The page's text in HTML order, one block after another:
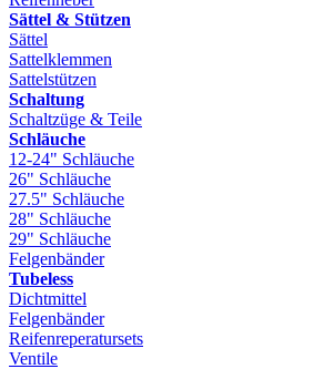
Sättel & Stützen
Sättel
Sattelklemmen
Sattelstützen
Schaltung
Schaltzüge & Teile
Schläuche
12-24" Schläuche
26" Schläuche
27.5" Schläuche
28" Schläuche
29" Schläuche
Felgenbänder
Tubeless
Dichtmittel
Felgenbänder
Reifenreperatursets
Ventile